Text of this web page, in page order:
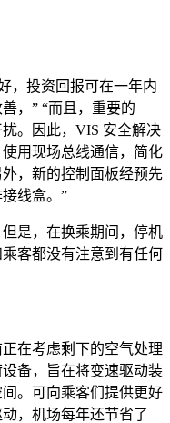
，投资回报可在一年内
，” “而且，重要的
。因此，VIS 安全解决
用现场总线通信，简化
，新的控制面板经预先
线盒。”
是，在换乘期间，停机
客都没有注意到有任何
在考虑剩下的空气处理
备，旨在将变速驱动装
。可向乘客们提供更好
，机场每年还节省了